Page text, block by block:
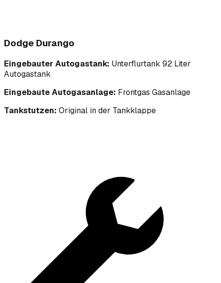
Dodge Durango
Eingebauter Autogastank: Unterflurtank 92 Liter
Autogastank
Eingebaute Autogasanlage: Frontgas Gasanlage
Tankstutzen: Original in der Tankklappe